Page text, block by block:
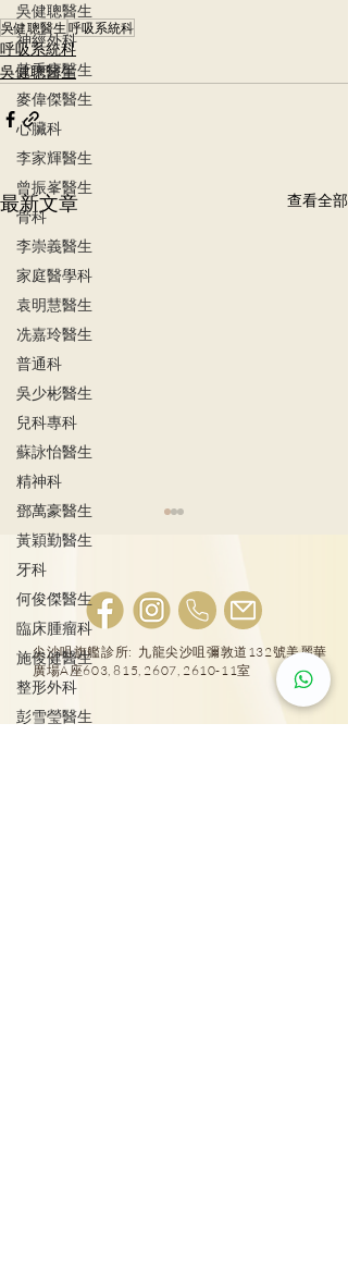
吳健聰醫生
神經外科
黃秉康醫生
麥偉傑醫生
心臟科
李家輝醫生
曾振峯醫生
骨科
李崇義醫生
家庭醫學科
袁明慧醫生
冼嘉玲醫生
普通科
吳少彬醫生
兒科專科
蘇詠怡醫生
精神科
鄧萬豪醫生
黃穎勤醫生
牙科
何俊傑醫生
臨床腫瘤科
施俊健醫生
整形外科
彭雪瑩醫生
吳健聰醫生 呼吸系統科
呼吸系統科
吳健聰醫生
最新文章 查看全部
肺結節風險評估
尖沙咀旗艦診所: 九龍尖沙咀彌敦道132號美麗華
廣場A座603, 815, 2607, 2610-11室